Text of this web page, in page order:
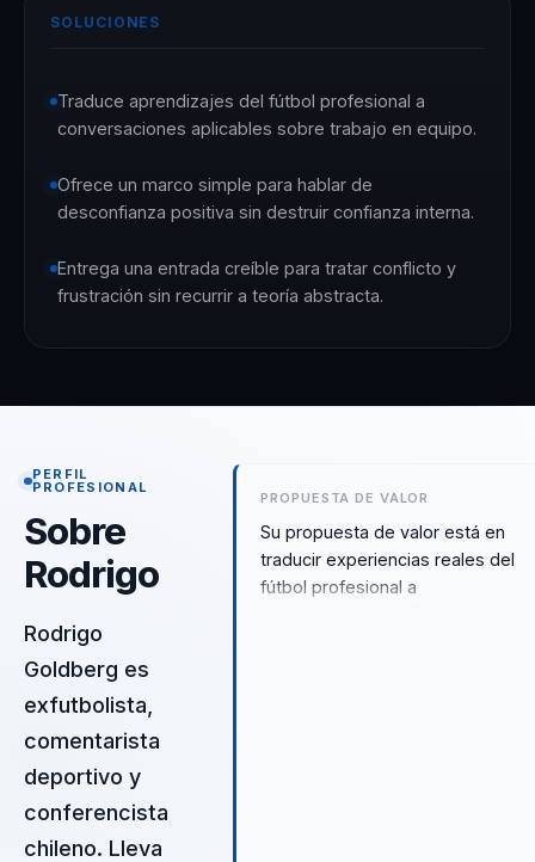
SOLUCIONES
Traduce aprendizajes del fútbol profesional a
conversaciones aplicables sobre trabajo en equipo.
Ofrece un marco simple para hablar de
desconfianza positiva sin destruir confianza interna.
Entrega una entrada creíble para tratar conflicto y
frustración sin recurrir a teoría abstracta.
PERFIL
PROFESIONAL
Sobre
Rodrigo
Rodrigo
Goldberg es
exfutbolista,
comentarista
deportivo y
conferencista
chileno. Lleva
PROPUESTA DE VALOR
Su propuesta de valor está en
traducir experiencias reales del
fútbol profesional a